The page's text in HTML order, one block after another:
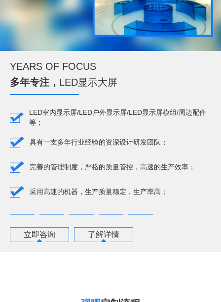
YEARS OF FOCUS
多年专注， LED显示大屏
LED室内显示屏/LED户外显示屏/LED显示屏模组/周边配件
等；
具有一支多年行业经验的资深设计研发团队；
完善的管理制度，严格的质量管控，高速的生产效率；
采用高速的机器，生产质量稳定，生产率高；
立即咨询 了解详情